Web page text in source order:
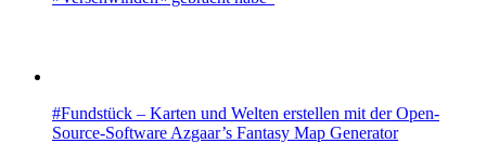
#Fundstück – Karten und Welten erstellen mit der Open-
Source-Software Azgaar’s Fantasy Map Generator